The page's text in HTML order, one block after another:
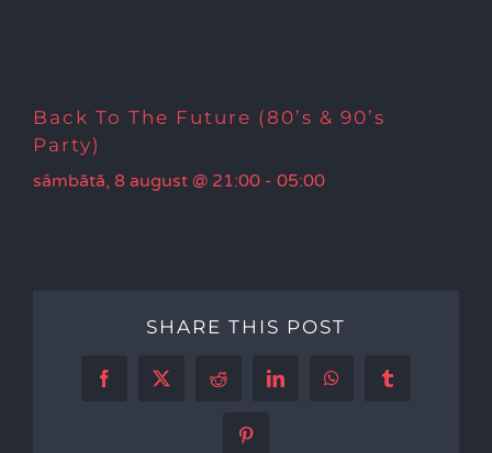
Back To The Future (80’s & 90’s
Party)
sâmbătă, 8 august @ 21:00 - 05:00
SHARE THIS POST
Facebook
X Reddit LinkedInWhatsAppTumblr
Pinterest